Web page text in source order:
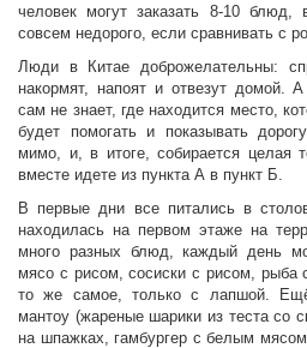
человек могут заказать 8-10
совсем недорого, если сравнивать с
Люди в Китае доброжелательны:
накормят, напоят и отвезут домой.
сам не знает, где находится место,
будет помогать и показывать
мимо, и, в итоге, собирается целая
вместе идете из пункта А в пункт Б.
В первые дни все питались в
находилась на первом этаже на
много разных блюд, каждый день
мясо с рисом, сосиски с рисом, рыба
то же самое, только с лапшой.
мантоу (жареные шарики из теста со
на шпажках, гамбургер с белым